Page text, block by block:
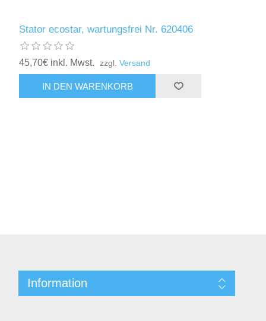
Stator ecostar, wartungsfrei Nr. 620406
45,70€ inkl. Mwst. zzgl.Versand
Information